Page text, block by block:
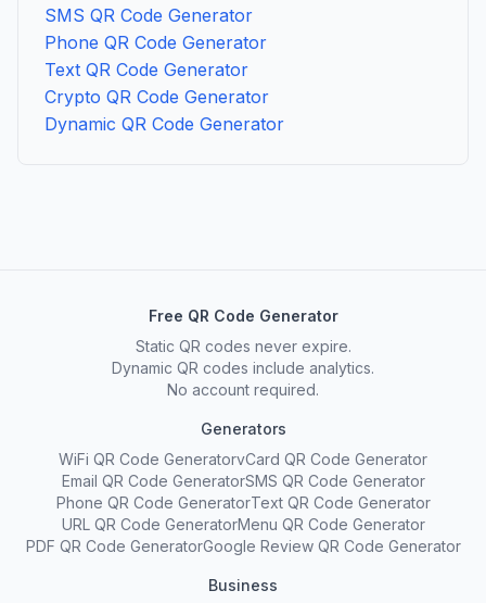
SMS QR Code Generator
Phone QR Code Generator
Text QR Code Generator
Crypto QR Code Generator
Dynamic QR Code Generator
Free QR Code Generator
Static QR codes never expire.
Dynamic QR codes include analytics.
No account required.
Generators
WiFi QR Code GeneratorvCard QR Code Generator
Email QR Code GeneratorSMS QR Code Generator
Phone QR Code GeneratorText QR Code Generator
URL QR Code GeneratorMenu QR Code Generator
PDF QR Code GeneratorGoogle Review QR Code Generator
Business